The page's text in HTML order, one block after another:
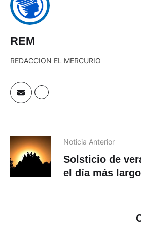
REM
REDACCION EL MERCURIO
Noticia Anterior
Solsticio de
el día más